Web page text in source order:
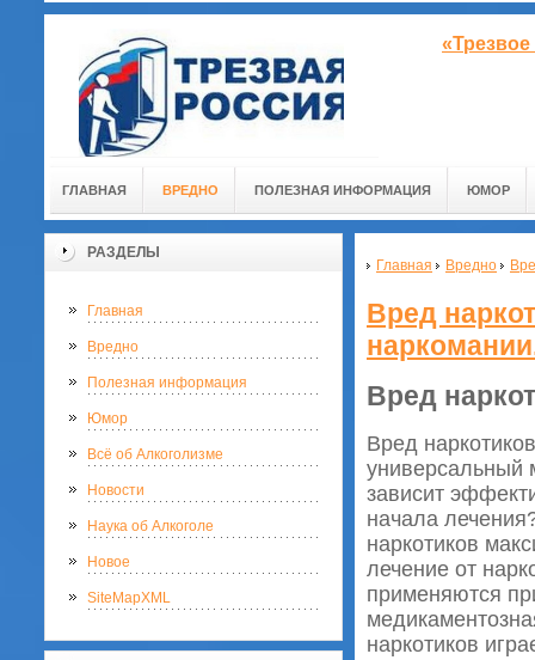
ГЛАВНАЯ ВРЕДНО ПОЛЕЗНАЯ ИНФОРМАЦИЯ ЮМОР
РАЗДЕЛЫ
Главная
Вредно
Полезная информация
Юмор
Всё об Алкоголизме
Новости
Наука об Алкоголе
Новое
SiteMapXML
Главная Вредно
Вред
Вред
Вред
универсальный
зависит
начала
наркотиков
лечение от
применяются
наркотиков